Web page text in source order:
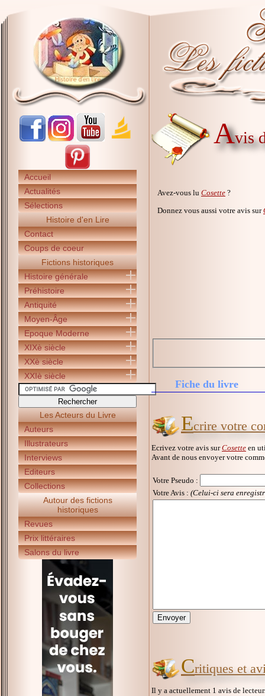
Accueil
Actualités
Sélections
Histoire d'en Lire
Contact
Coups de coeur
Fictions historiques
Histoire générale
Préhistoire
Antiquité
Moyen-Âge
Epoque Moderne
XIXè siècle
XXè siècle
XXIè siècle
Les Acteurs du Livre
Auteurs
Illustrateurs
Interviews
Editeurs
Collections
Autour des fictions
historiques
Revues
Prix littéraires
Salons du livre
Avis
Avez-vous lu Cosette ?
Donnez vous aussi votre avis sur
Fiche du livre
Ecrire votre
Ecrivez votre avis surCosette en
Avant de nous envoyer votre
Votre Pseudo :
Votre Avis : (Celui-ci sera
Critiques et
Il y a actuellement 1 avis de